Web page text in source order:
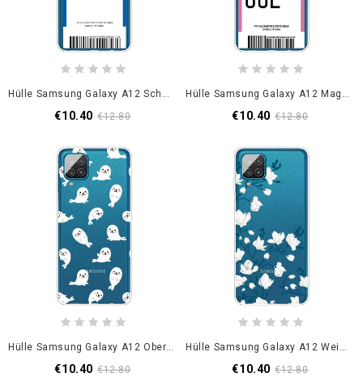
Hülle Samsung Galaxy A12 Schwarz Bordkarte Nach New York
€10.40 €12.80
Hülle Samsung Galaxy A12 Magenta Bordkarte Nach Seoul
€10.40 €12.80
Hülle Samsung Galaxy A12 Oberste Seelöwen
€10.40 €12.80
Hülle Samsung Galaxy A12 Weiße Blüten
€10.40 €12.80